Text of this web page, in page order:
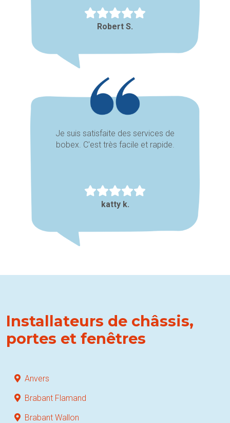
Robert S.
Je suis satisfaite des services de
bobex. C'est très facile et rapide.
katty k.
Installateurs de châssis,
portes et fenêtres
Anvers
Brabant Flamand
Brabant Wallon